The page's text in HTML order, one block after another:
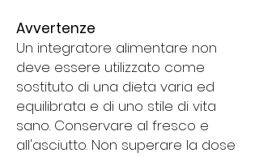
Avvertenze
Un integratore alimentare non
deve essere utilizzato come
sostituto di una dieta varia ed
equilibrata e di uno stile di vita
sano. Conservare al fresco e
all'asciutto. Non superare la dose